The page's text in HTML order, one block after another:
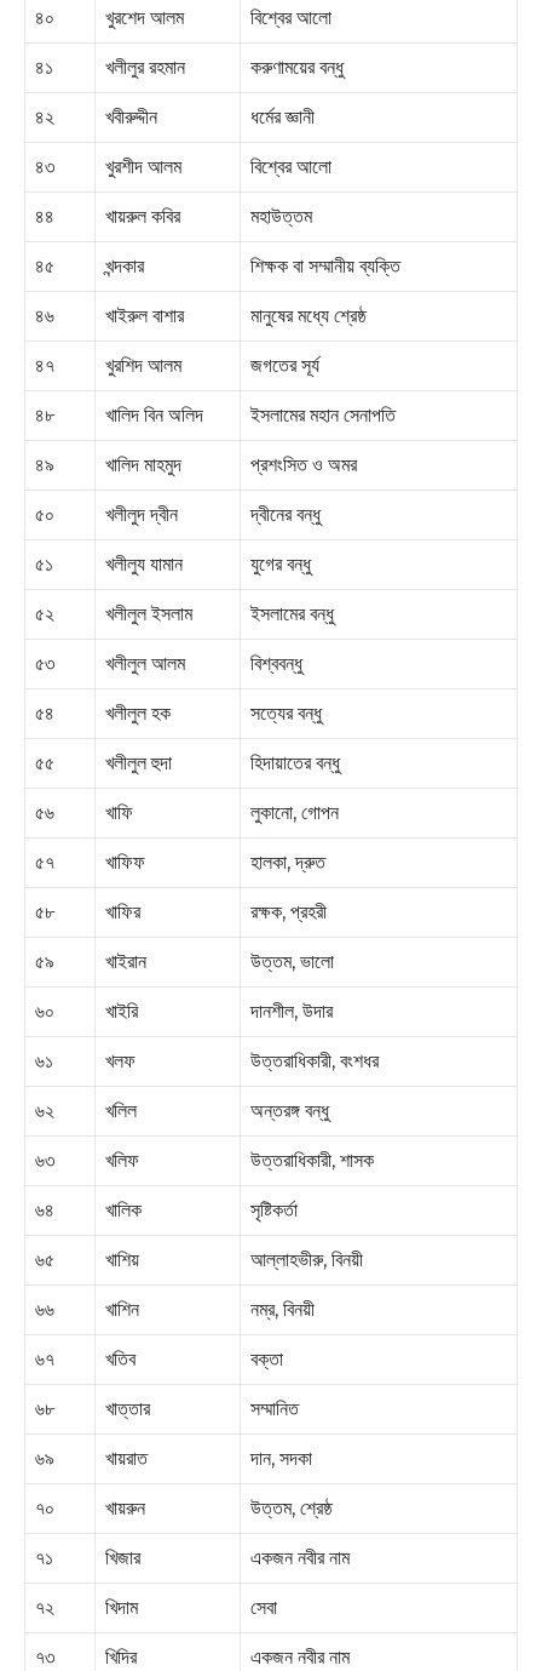
৪০ খুরশেদ আলম বিশ্বের আলো
৪১ খলীলুর রহমান করুণাময়ের বন্ধু
৪২ খবীরুদ্দীন ধর্মের জ্ঞানী
৪৩ খুরশীদ আলম বিশ্বের আলো
৪৪ খায়রুল কবির মহাউত্তম
৪৫ খন্দকার শিক্ষক বা সম্মানীয় ব্যক্তি
৪৬ খাইরুল বাশার মানুষের মধ্যে শ্রেষ্ঠ
৪৭ খুরশিদ আলম জগতের সূর্য
৪৮ খালিদ বিন অলিদ ইসলামের মহান সেনাপতি
৪৯ খালিদ মাহমুদ প্রশংসিত ও অমর
৫০ খলীলুদ দ্বীন দ্বীনের বন্ধু
৫১ খলীলুয যামান যুগের বন্ধু
৫২ খলীলুল ইসলাম ইসলামের বন্ধু
৫৩ খলীলুল আলম বিশ্ববন্ধু
৫৪ খলীলুল হক সত্যের বন্ধু
৫৫ খলীলুল হুদা হিদায়াতের বন্ধু
৫৬ খাফি লুকানো, গোপন
৫৭ খাফিফ হালকা, দ্রুত
৫৮ খাফির রক্ষক, প্রহরী
৫৯ খাইরান উত্তম, ভালো
৬০ খাইরি দানশীল, উদার
৬১ খলফ উত্তরাধিকারী, বংশধর
৬২ খলিল অন্তরঙ্গ বন্ধু
৬৩ খলিফ উত্তরাধিকারী, শাসক
৬৪ খালিক সৃষ্টিকর্তা
৬৫ খাশিয় আল্লাহভীরু, বিনয়ী
৬৬ খাশিন নম্র, বিনয়ী
৬৭ খতিব বক্তা
৬৮ খাত্তার সম্মানিত
৬৯ খায়রাত দান, সদকা
৭০ খায়রুন উত্তম, শ্রেষ্ঠ
৭১ খিজার একজন নবীর নাম
৭২ খিদাম সেবা
৭৩ খিদির একজন নবীর নাম